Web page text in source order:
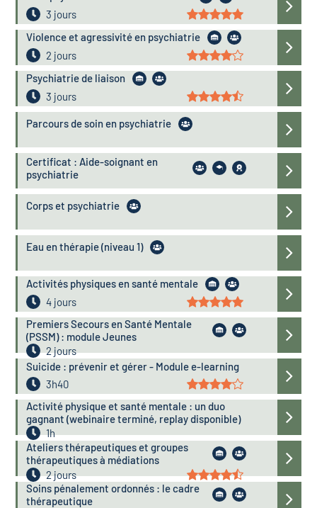
3 jours
Violence et agressivité en psychiatrie
2 jours
Psychiatrie de liaison
3 jours
Parcours de soin en psychiatrie
Certificat : Aide-soignant en
psychiatrie
Corps et psychiatrie
Eau en thérapie (niveau 1)
Activités physiques en santé mentale
4 jours
Premiers Secours en Santé Mentale
(PSSM) : module Jeunes
2 jours
Suicide : prévenir et gérer - Module e-learning
3h40
Activité physique et santé mentale : un duo
gagnant (webinaire terminé, replay disponible)
1h
Ateliers thérapeutiques et groupes
thérapeutiques à médiations
2 jours
Soins pénalement ordonnés : le cadre
thérapeutique